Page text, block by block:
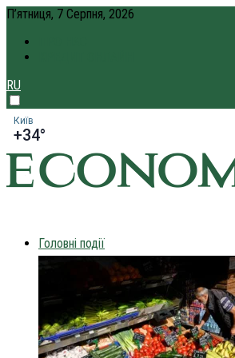
П’ятниця, 7 Серпня, 2026
RU
Київ
+34°
Головні події